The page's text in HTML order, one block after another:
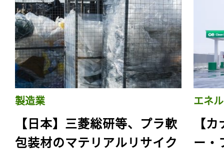
製造業
【日本】三菱総研等、プラ軟
包装材のマテリアルリサイク
エネ
【
ー・